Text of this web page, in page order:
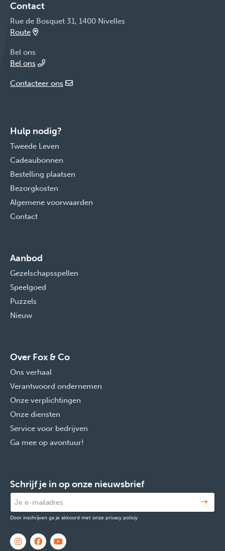
Contact
Rue de Bosquet 31, 1400 Nivelles
Route
Bel ons
Bel ons
Contacteer ons
Hulp nodig?
Tweede Leven
Cadeaubonnen
Bestelling plaatsen
Bezorgkosten
Algemene voorwaarden
Contact
Aanbod
Gezelschapsspellen
Speelgoed
Puzzels
Nieuw
Over Fox & Co
Ons verhaal
Verantwoord ondernemen
Onze verplichtingen
Onze diensten
Service voor bedrijven
Ga mee op avontuur!
Schrijf je in op onze nieuwsbrief
Door inschrijven ga je akkoord met onze privacy policiy